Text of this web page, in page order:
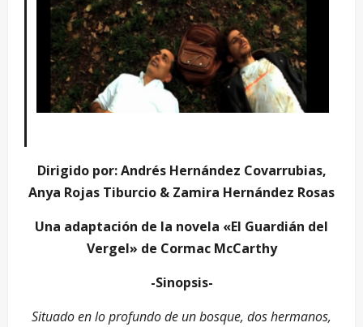
Dirigido por: Andrés Hernández Covarrubias,
Anya Rojas Tiburcio & Zamira Hernández Rosas
Una adaptación de la novela «El Guardián del
Vergel» de Cormac McCarthy
-Sinopsis-
Situado en lo profundo de un bosque, dos hermanos,